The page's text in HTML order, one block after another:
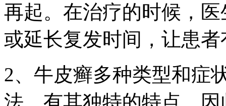
再起。在治疗的时候，
或延长复发时间，让患
2、牛皮癣多种类型和症
法，有其独特的特点，